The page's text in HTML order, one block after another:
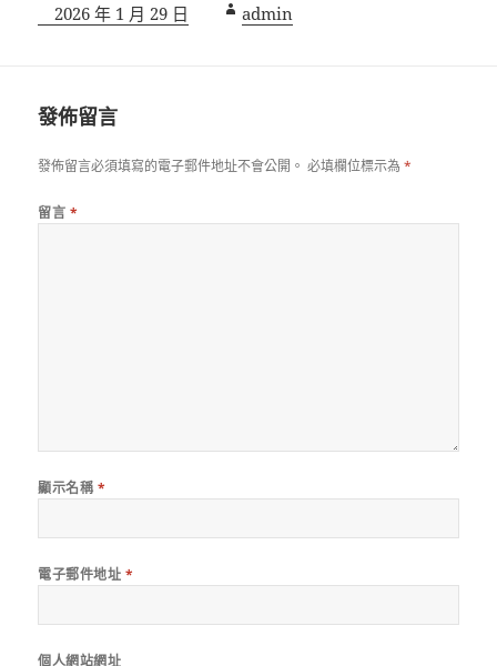
發
2026 年 1 月 29 日
作
admin
發佈留言
發佈留言必須填寫的電子郵件地址不會公開。 必填欄位標示為*
留言 *
顯示名稱 *
電子郵件地址 *
個人網站網址